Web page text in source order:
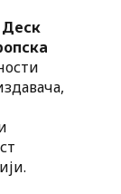
Деск